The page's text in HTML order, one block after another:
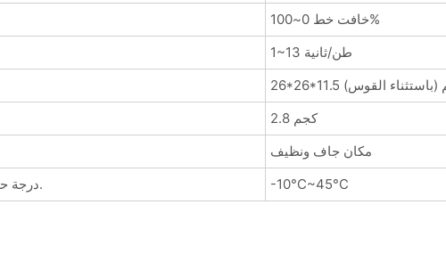
خافت خط 0~100%
1~13 طن/ثانية
سم (باستثناء القوس)
2.8 كجم
مكان جاف ونظيف
درجة حرارة التشغيل.
-10°C~45°C